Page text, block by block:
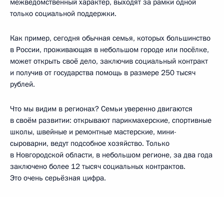
межведомственный характер, выходят за рамки одной
только социальной поддержки.
Как пример, сегодня обычная семья, которых большинство
в России, проживающая в небольшом городе или посёлке,
может открыть своё дело, заключив социальный контракт
и получив от государства помощь в размере 250 тысяч
рублей.
Что мы видим в регионах? Семьи уверенно двигаются
в своём развитии: открывают парикмахерские, спортивные
школы, швейные и ремонтные мастерские, мини-
сыроварни, ведут подсобное хозяйство. Только
в Новгородской области, в небольшом регионе, за два года
заключено более 12 тысяч социальных контрактов.
Это очень серьёзная цифра.